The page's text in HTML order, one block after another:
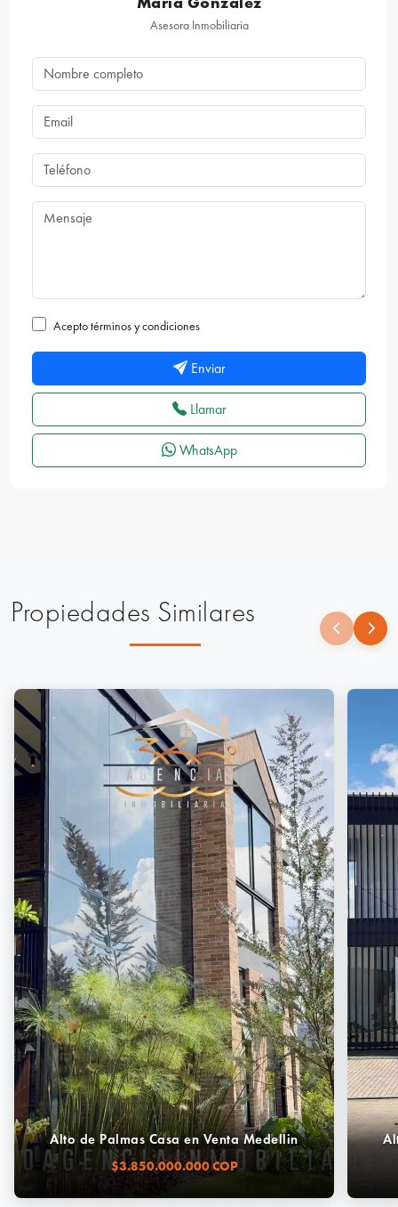
Asesora Inmobiliaria
Acepto términos y condiciones
Enviar
Llamar
WhatsApp
Propiedades Similares
Alto de Palmas Casa en Venta Medellin
$3.850.000.000 COP